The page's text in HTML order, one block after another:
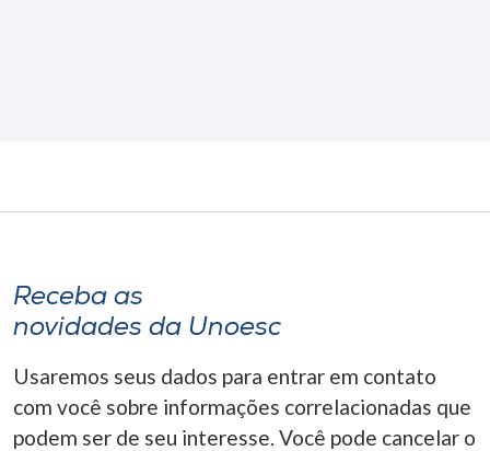
Receba as
novidades da Unoesc
Usaremos seus dados para entrar em contato
com você sobre informações correlacionadas que
podem ser de seu interesse. Você pode cancelar o